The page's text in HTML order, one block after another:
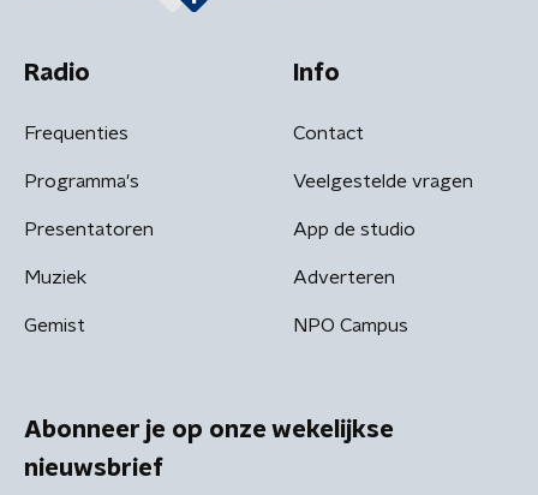
Radio
Frequenties
Programma's
Presentatoren
Muziek
Gemist
Info
Contact
Veelgestelde vragen
App de studio
Adverteren
NPO Campus
Abonneer je op onze wekelijkse
nieuwsbrief